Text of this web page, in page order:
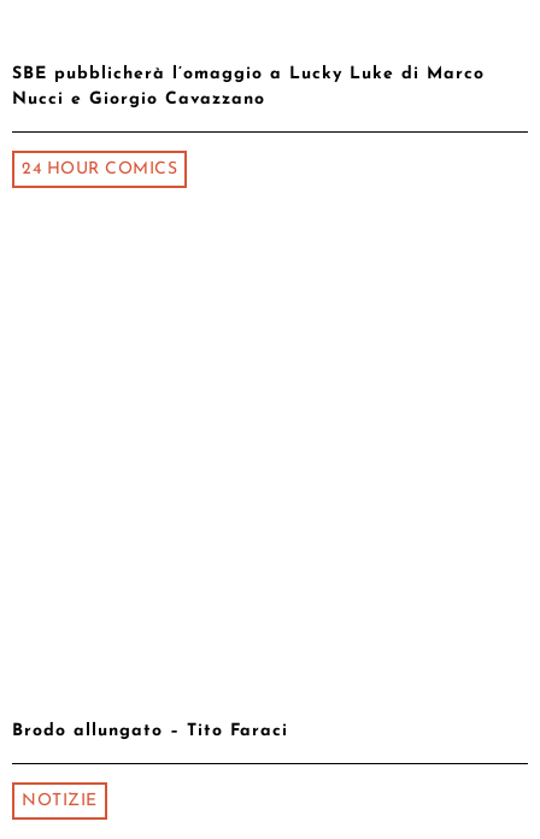
SBE pubblicherà l’omaggio a Lucky Luke di Marco
Nucci e Giorgio Cavazzano
24 HOUR COMICS
Brodo allungato – Tito Faraci
NOTIZIE